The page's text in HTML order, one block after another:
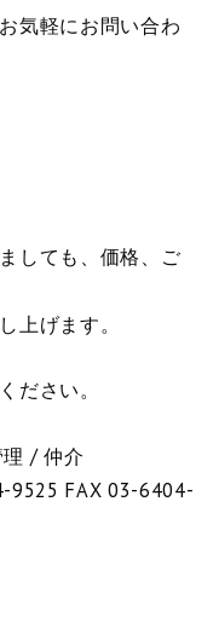
気軽にお問い合わ
しても、価格、ご
上げます。
ださい。
/ 仲介
9525 FAX 03-6404-